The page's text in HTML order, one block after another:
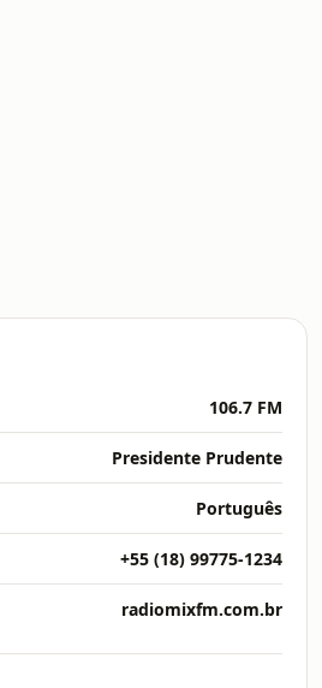
106.7 FM
Presidente Prudente
Português
+55 (18) 99775-1234
radiomixfm.com.br